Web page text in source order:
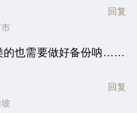
回复
的也需要做好备份呐……
回复